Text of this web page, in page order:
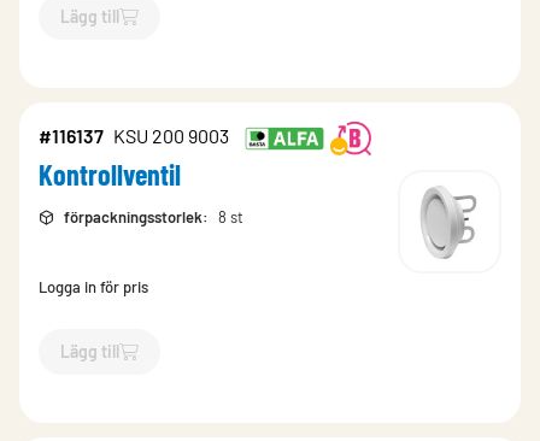
Lägg till
`$Lägg till
#116137 KSU 200 9003
Kontrollventil
förpackningsstorlek: 8 st
Logga in för pris
Lägg till
`$Lägg till